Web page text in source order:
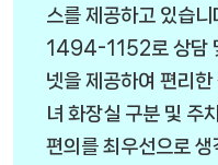
스를 제공하고 있습
1494-1152로 상담
넷을 제공하여 편리
녀 화장실 구분 및 주
편의를 최우선으로